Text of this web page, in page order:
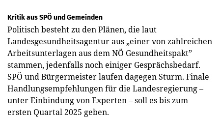
Kritik aus SPÖ und Gemeinden
Politisch besteht zu den Plänen, die laut
Landesgesundheitsagentur aus „einer von zahlreichen
Arbeitsunterlagen aus dem NÖ Gesundheitspakt”
stammen, jedenfalls noch einiger Gesprächsbedarf.
SPÖ und Bürgermeister laufen dagegen Sturm. Finale
Handlungsempfehlungen für die Landesregierung –
unter Einbindung von Experten – soll es bis zum
ersten Quartal 2025 geben.